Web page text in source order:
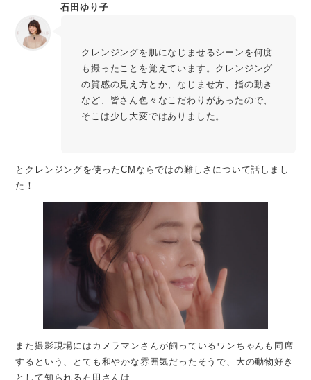
石田ゆり子
クレンジングを肌になじませるシーンを何度
も撮ったことを覚えています。クレンジング
の質感の見え方とか、なじませ方、指の動き
など、皆さん色々なこだわりがあったので、
そこは少し大変ではありました。
とクレンジングを使ったCMならではの難しさについて話しまし
た！
また撮影現場にはカメラマンさんが飼っているワンちゃんも同席
するという、とても和やかな雰囲気だったそうで、大の動物好き
として知られる石田さんは、